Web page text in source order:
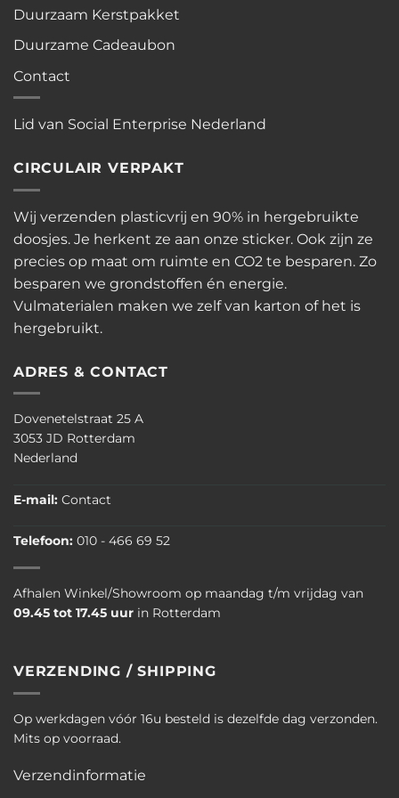
Duurzaam Kerstpakket
Duurzame Cadeaubon
Contact
Lid van Social Enterprise Nederland
CIRCULAIR VERPAKT
Wij verzenden plasticvrij en 90% in hergebruikte
doosjes. Je herkent ze aan onze sticker. Ook zijn ze
precies op maat om ruimte en CO2 te besparen. Zo
besparen we grondstoffen én energie.
Vulmaterialen maken we zelf van karton of het is
hergebruikt.
ADRES & CONTACT
Dovenetelstraat 25 A
3053 JD Rotterdam
Nederland
E-mail: Contact
Telefoon: 010 - 466 69 52
Afhalen Winkel/Showroom op maandag t/m vrijdag van
09.45 tot 17.45 uur in Rotterdam
VERZENDING / SHIPPING
Op werkdagen vóór 16u besteld is dezelfde dag verzonden.
Mits op voorraad.
Verzendinformatie